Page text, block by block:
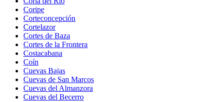
Coripe
Corteconcepción
Cortelazor
Cortes de Baza
Cortes de la Frontera
Costacabana
Coín
Cuevas Bajas
Cuevas de San Marcos
Cuevas del Almanzora
Cuevas del Becerro